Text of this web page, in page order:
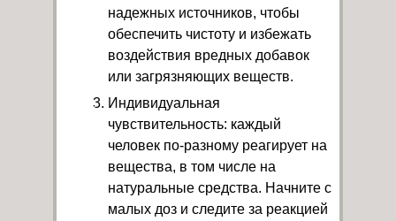
надежных источников, чтобы
обеспечить чистоту и избежать
воздействия вредных добавок
или загрязняющих веществ.
Индивидуальная
чувствительность: каждый
человек по-разному реагирует на
вещества, в том числе на
натуральные средства. Начните с
малых доз и следите за реакцией